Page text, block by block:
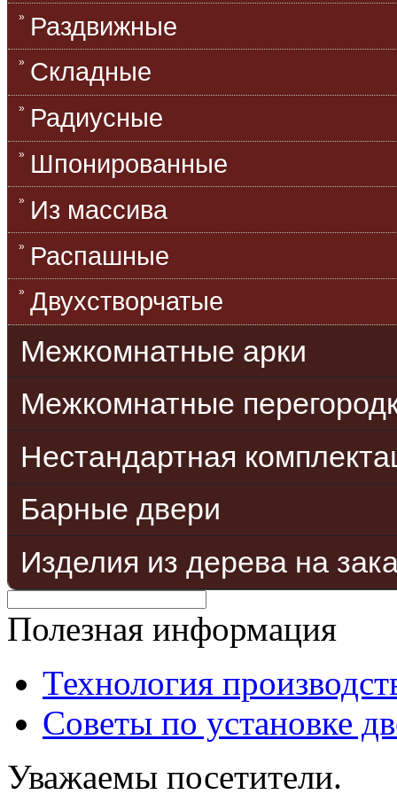
Раздвижные
Складные
Радиусные
Шпонированные
Из массива
Распашные
Двухстворчатые
Межкомнатные арки
Межкомнатные
Нестандартная
Барные двери
Изделия из дерева на
Полезная информация
Технология
Советы по установке
Уважаемы посетители.